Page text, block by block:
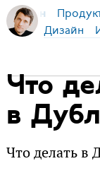
Бирман
Дизайн
Что
в
Что делать в